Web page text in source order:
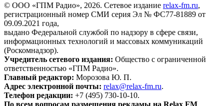
© ООО «ГПМ Радио», 2026. Сетевое издание relax-fm.ru,
регистрационный номер СМИ серия Эл № ФС77-81889 от
09.09.2021 года,
выдано Федеральной службой по надзору в сфере связи,
информационных технологий и массовых коммуникаций
(Роскомнадзор).
Учредитель сетевого издания: Общество с ограниченной
ответственностью «ГПМ Радио».
Главный редактор: Морозова Ю. П.
Адрес электронной почты: relax@relax-fm.ru.
Телефон редакции: +7 (495) 730-10-10.
По всем вопросам размещения рекламы на Relax FM